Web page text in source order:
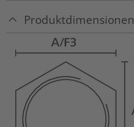
Produktdimensionen